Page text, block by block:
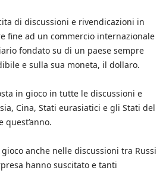
di discussioni e rivendicazioni in
fine ad un commercio internazionale
fondato su di un paese sempre
e sulla sua moneta, il dollaro.
in gioco in tutte le discussioni e
Cina, Stati eurasiatici e gli Stati del
quest’anno.
anche nelle discussioni tra Russi
hanno suscitato e tanti